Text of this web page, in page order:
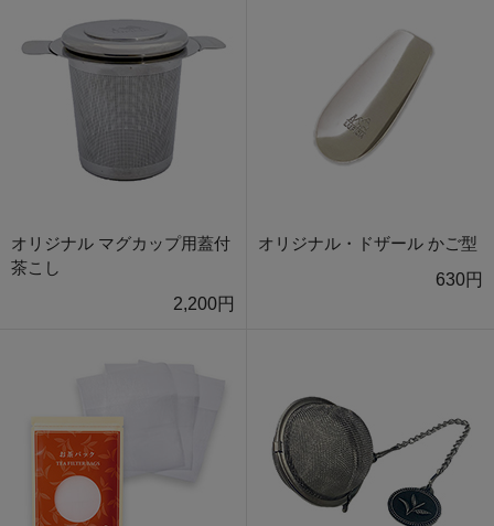
オリジナル マグカップ用蓋付
茶こし
2,200円
オリジナル・ドザール かご型
630円